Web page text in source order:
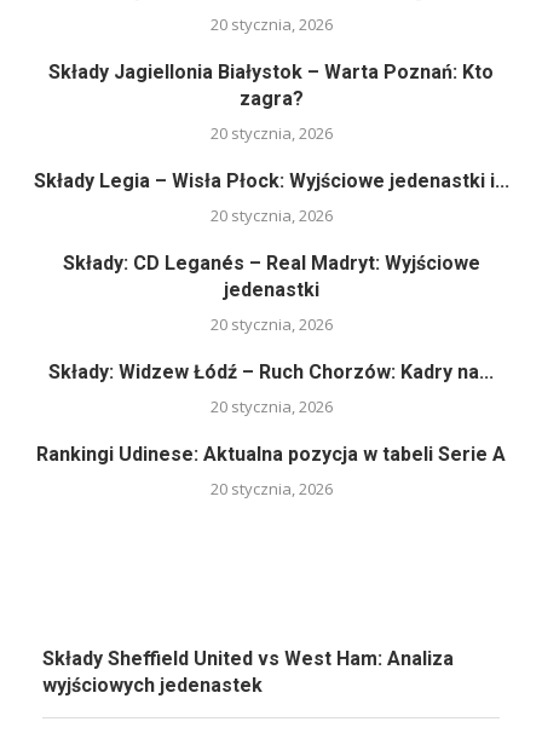
20 stycznia, 2026
Składy Jagiellonia Białystok – Warta Poznań: Kto
zagra?
20 stycznia, 2026
Składy Legia – Wisła Płock: Wyjściowe jedenastki i...
20 stycznia, 2026
Składy: CD Leganés – Real Madryt: Wyjściowe
jedenastki
20 stycznia, 2026
Składy: Widzew Łódź – Ruch Chorzów: Kadry na...
20 stycznia, 2026
Rankingi Udinese: Aktualna pozycja w tabeli Serie A
20 stycznia, 2026
Składy Sheffield United vs West Ham: Analiza
wyjściowych jedenastek